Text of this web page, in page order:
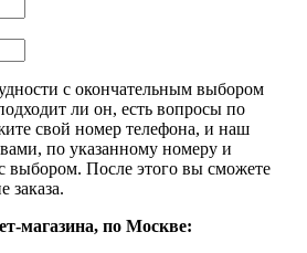
с окончательным выбором
ли он, есть вопросы по
свой номер телефона, и наш
вами, по указанному номеру и
выбором. После этого вы сможете
заказа.
магазина, по Москве: